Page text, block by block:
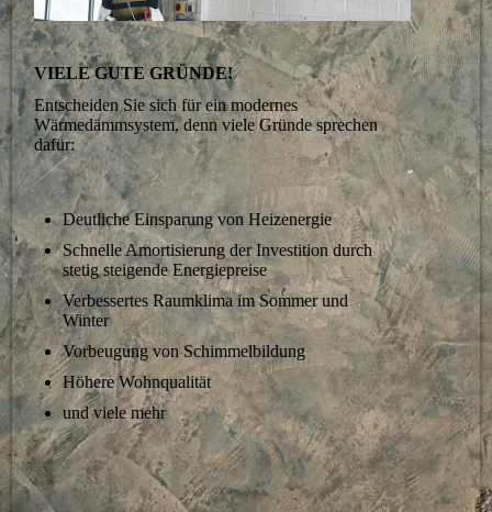
VIELE GUTE GRÜNDE!
Entscheiden Sie sich für ein modernes
Wärmedämmsystem, denn viele Gründe sprechen
dafür:
Deutliche Einsparung von Heizenergie
Schnelle Amortisierung der Investition durch
stetig steigende Energiepreise
Verbessertes Raumklima im Sommer und
Winter
Vorbeugung von Schimmelbildung
Höhere Wohnqualität
und viele mehr